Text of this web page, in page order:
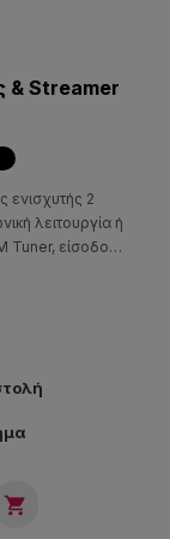
& Streamer
ενισχυτής 2
λειτουργία ή
Tuner, είσοδο
